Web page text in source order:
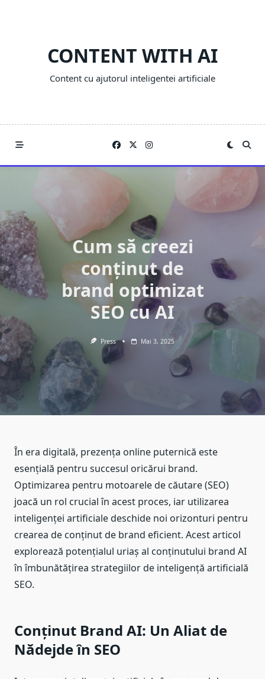
CONTENT WITH AI
Content cu ajutorul inteligentei artificiale
Cum să creezi
conținut de
brand optimizat
SEO cu AI
Press Mai 3, 2025
În era digitală, prezența online puternică este
esențială pentru succesul oricărui brand.
Optimizarea pentru motoarele de căutare (SEO)
joacă un rol crucial în acest proces, iar utilizarea
inteligenței artificiale deschide noi orizonturi pentru
crearea de conținut de brand eficient. Acest articol
explorează potențialul uriaș al conținutului brand AI
în îmbunătățirea strategiilor de inteligență artificială
SEO.
Conținut Brand AI: Un Aliat de
Nădejde în SEO